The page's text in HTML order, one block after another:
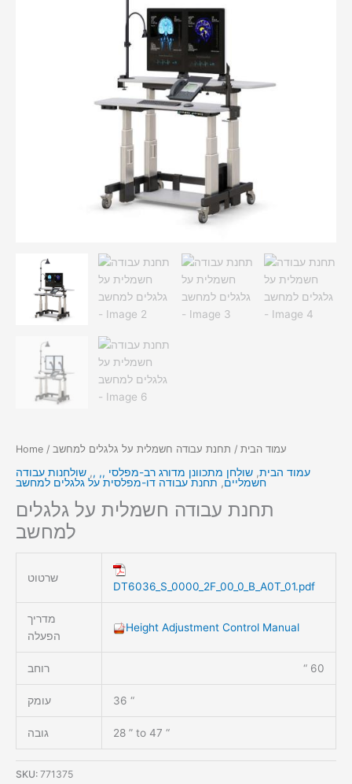
Home / עמוד הבית / תחנת עבודה חשמלית על גלגלים למחשב
עמוד הבית, שולחן מתכוונן מדורג רב-מפלסי ,, ,, שולחנות עבודה
חשמליים, תחנת עבודה דו-מפלסית על גלגלים למחשב
תחנת עבודה חשמלית על גלגלים
למחשב
שרטוט
DT6036_S_0000_2F_00_0_B_A0T_01.pdf
מדריך
הפעלה
Height Adjustment Control Manual
רוחב 60 “
עומק 36 “
גובה 28 ” to 47 “
SKU: 771375